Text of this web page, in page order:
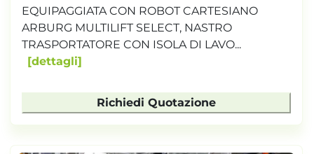
EQUIPAGGIATA CON ROBOT CARTESIANO
ARBURG MULTILIFT SELECT, NASTRO
TRASPORTATORE CON ISOLA DI LAVO...
dettagli
Richiedi Quotazione